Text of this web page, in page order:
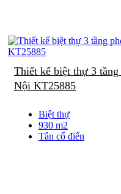
Thiết kế biệt thự 3
Nội KT25885
Biệt thự
930 m2
Tân cổ điển